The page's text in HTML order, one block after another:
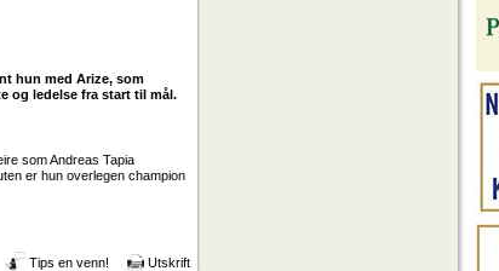
hun med Arize, som
og ledelse fra start til mål.
som Andreas Tapia
er hun overlegen champion
Tips en venn! Utskrift